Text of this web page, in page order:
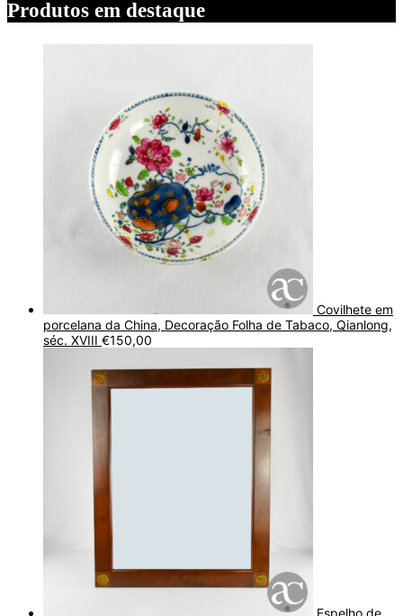
Produtos em destaque
Covilhete em
porcelana da China, Decoração Folha de Tabaco, Qianlong,
séc. XVIII €150,00
Espelho de